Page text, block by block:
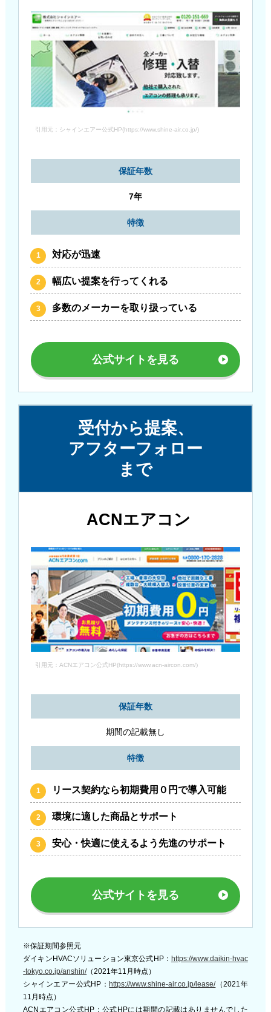
引用元：シャインエアー公式HP(https://www.shine-air.co.jp/)
保証年数
7年
特徴
対応が迅速
幅広い提案を行ってくれる
多数のメーカーを取り扱っている
公式サイトを見る
受付から提案、
アフターフォロー
まで
ACNエアコン
引用元：ACNエアコン公式HP(https://www.acn-aircon.com/)
保証年数
期間の記載無し
特徴
リース契約なら初期費用０円で導入可能
環境に適した商品とサポート
安心・快適に使えるよう先進のサポート
公式サイトを見る
※保証期間参照元
ダイキンHVACソリューション東京公式HP： https://www.daikin-hvac
-tokyo.co.jp/anshin/（2021年11月時点）
シャインエアー公式HP： https://www.shine-air.co.jp/lease/（2021年
11月時点）
ACNエアコン公式HP：公式HPには期間の記載はありませんでした